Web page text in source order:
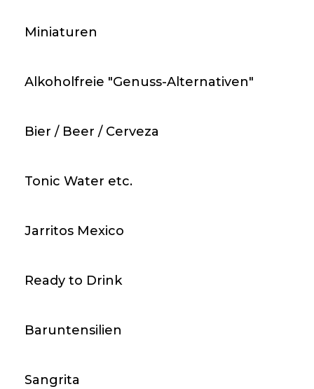
Miniaturen
Alkoholfreie "Genuss-Alternativen"
Bier / Beer / Cerveza
Tonic Water etc.
Jarritos Mexico
Ready to Drink
Baruntensilien
Sangrita